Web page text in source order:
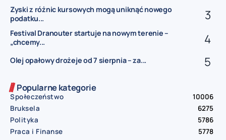
Zyski z różnic kursowych mogą uniknąć nowego
podatku...
Festival Dranouter startuje na nowym terenie –
„chcemy...
Olej opałowy drożeje od 7 sierpnia – za...
Popularne kategorie
Społeczeństwo
10006
Bruksela
6275
Polityka
5786
Praca i Finanse
5778